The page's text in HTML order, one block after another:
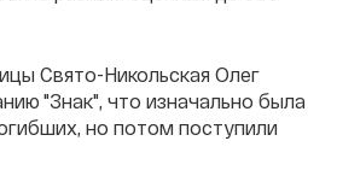
Свято-Никольская Олег
"Знак", что изначально была
но потом поступили